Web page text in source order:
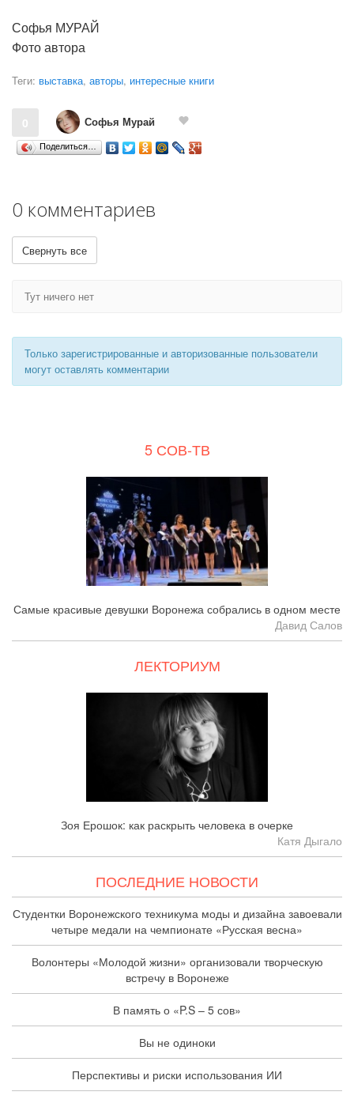
Софья МУРАЙ
Фото автора
Теги: выставка, авторы, интересные книги
0 Софья Мурай
Поделиться…
0 комментариев
Свернуть все
Тут ничего нет
Только зарегистрированные и авторизованные пользователи
могут оставлять комментарии
5 СОВ-ТВ
Самые красивые девушки Воронежа собрались в одном месте
Давид Салов
ЛЕКТОРИУМ
Зоя Ерошок: как раскрыть человека в очерке
Катя Дыгало
ПОСЛЕДНИЕ НОВОСТИ
Студентки Воронежского техникума моды и дизайна завоевали
четыре медали на чемпионате «Русская весна»
Волонтеры «Молодой жизни» организовали творческую
встречу в Воронеже
В память о «P.S – 5 сов»
Вы не одиноки
Перспективы и риски использования ИИ